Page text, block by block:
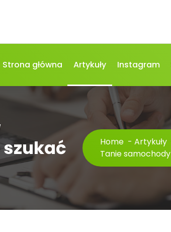
Strona główna Artykuły Instagram
Home - Artykuły
Tanie